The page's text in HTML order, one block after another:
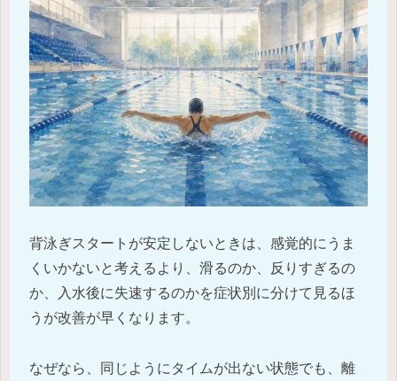
背泳ぎスタートが安定しないときは、感覚的にうま
くいかないと考えるより、滑るのか、反りすぎるの
か、入水後に失速するのかを症状別に分けて見るほ
うが改善が早くなります。
なぜなら、同じようにタイムが出ない状態でも、離